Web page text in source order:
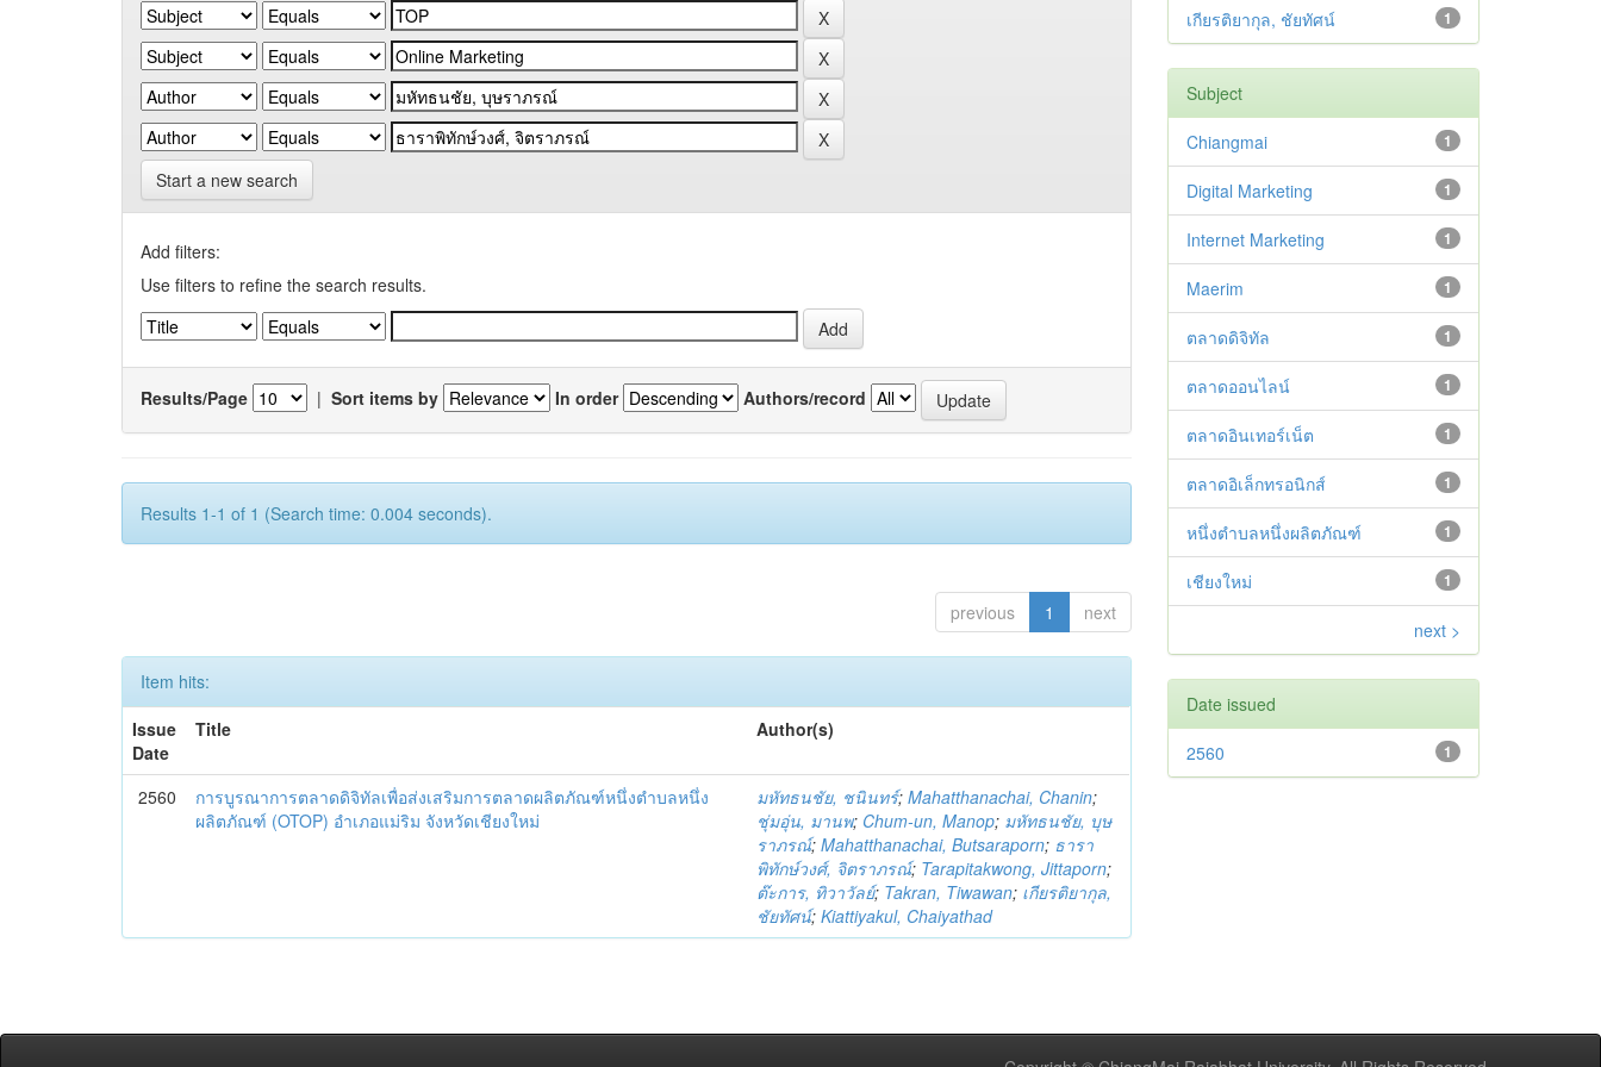
Start a new search
Add filters:
Use filters to refine the search results.
Results/Page | Sort items by In order Authors/record
Results 1-1 of 1 (Search time: 0.004 seconds).
previous 1 next
Item hits:
Issue
Date
Title Author(s)
2560
การบูรณาการตลาดดิจิทัลเพื่อส่งเสริมการตลาดผลิตภัณฑ์หนึ่งตำบลหนึ่ง
ผลิตภัณฑ์ (OTOP) อำเภอแม่ริม จังหวัดเชียงใหม่
มหัทธนชัย, ชนินทร์;Mahatthanachai, Chanin;
ชุ่มอุ่น, มานพ; Chum-un, Manop; มหัทธนชัย, บุษ
ราภรณ์;Mahatthanachai, Butsaraporn; ธารา
พิทักษ์วงศ์, จิตราภรณ์; Tarapitakwong, Jittaporn;
ต๊ะการ, ทิวาวัลย์; Takran, Tiwawan; เกียรติยากุล,
ชัยทัศน์;Kiattiyakul, Chaiyathad
1
เกียรติยากุล, ชัยทัศน์
Subject
1
Chiangmai
1
Digital Marketing
1
Internet Marketing
1
Maerim
1
ตลาดดิจิทัล
1
ตลาดออนไลน์
1
ตลาดอินเทอร์เน็ต
1
ตลาดอิเล็กทรอนิกส์
1
หนึ่งตำบลหนึ่งผลิตภัณฑ์
1
เชียงใหม่
next >
Date issued
1
2560